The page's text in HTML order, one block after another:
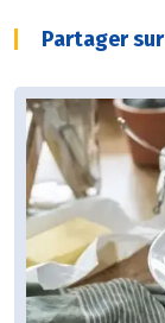
Partager sur